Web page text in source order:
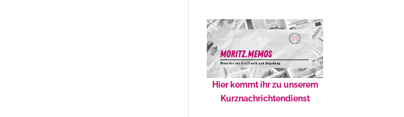
Hier kommt ihr zu unserem
Kurznachrichtendienst